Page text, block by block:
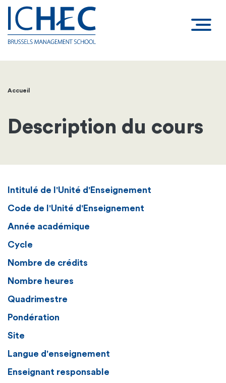
Fil
d'Ariane
Accueil
Description du cours
Intitulé de l'Unité d'Enseignement
Code de l'Unité d'Enseignement
Année académique
Cycle
Nombre de crédits
Nombre heures
Quadrimestre
Pondération
Site
Langue d'enseignement
Enseignant responsable